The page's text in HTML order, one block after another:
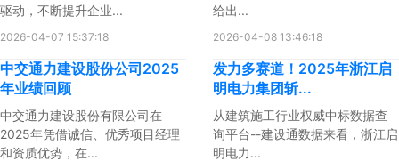
驱动，不断提升企业...
2026-04-07 15:37:18
中交通力建设股份公司2025
年业绩回顾
中交通力建设股份有限公司在
2025年凭借诚信、优秀项目经理
和资质优势，在...
给出...
2026-04-08 13:46:18
发力多赛道！2025年浙江启
明电力集团斩...
从建筑施工行业权威中标数据查
询平台--建设通数据来看，浙江启
明电力...